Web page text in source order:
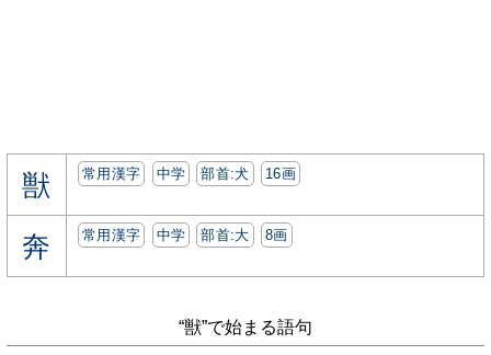
獣 常用漢字 中学 部首:⽝ 16画
奔 常用漢字 中学 部首:⼤ 8画
“獣”で始まる語句